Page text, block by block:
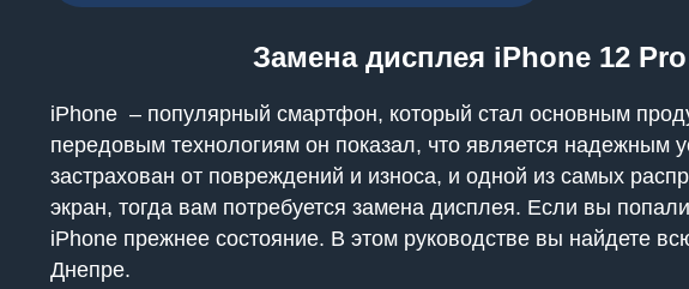
Замена дисплея iPhone 12
iPhone – популярный смартфон, который стал основным
передовым технологиям он показал, что является надежным
застрахован от повреждений и износа, и одной из самых
экран, тогда вам потребуется замена дисплея. Если вы
iPhone прежнее состояние. В этом руководстве вы найдете
Днепре.